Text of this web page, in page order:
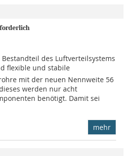
des Luftverteilsystems
flexible und stabile
mit der neuen Nennweite 56
werden nur acht
benötigt. Damit sei
mehr